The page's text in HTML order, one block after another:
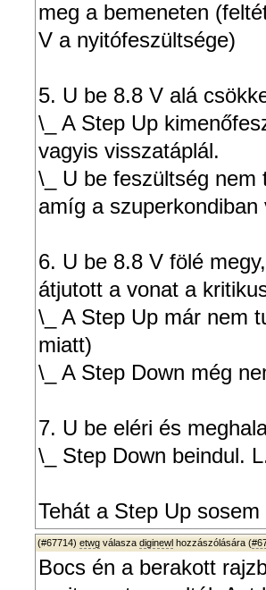
meg a bemeneten
V a nyitófeszültsége)
5. U be 8.8 V alá
\_ A Step Up
vagyis visszatáplál.
\_ U be feszültség nem
amíg a szuperkondiban
6. U be 8.8 V fölé
átjutott a vonat a
\_ A Step Up már nem
miatt)
\_ A Step Down még
7. U be eléri és
\_ Step Down beindul.
Tehát a Step Up
(#67714) etwg válasza diginewl hozzászólására (
Bocs én a berakott